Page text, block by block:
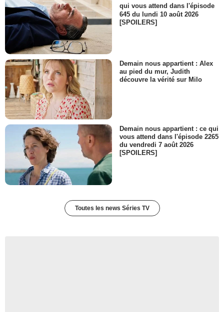
qui vous attend dans l'épisode
645 du lundi 10 août 2026
[SPOILERS]
Demain nous appartient : Alex
au pied du mur, Judith
découvre la vérité sur Milo
Demain nous appartient : ce qui
vous attend dans l'épisode 2265
du vendredi 7 août 2026
[SPOILERS]
Toutes les news Séries TV